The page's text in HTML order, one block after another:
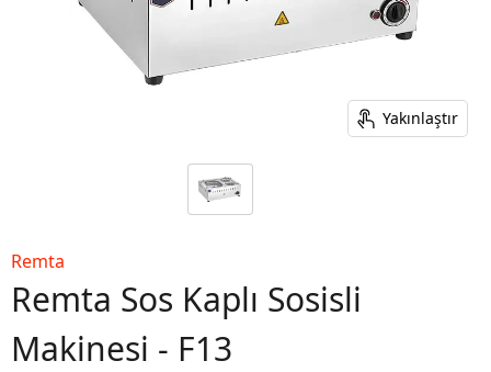
Yakınlaştır
Remta
Remta Sos Kaplı Sosisli
Makinesi - F13